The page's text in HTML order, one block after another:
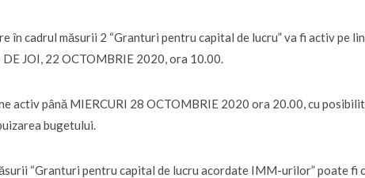
în cadrul măsurii 2 “Granturi pentru capital de lucru” va fi activ pe
JOI, 22 OCTOMBRIE 2020, ora 10.00.
activ până MIERCURI 28 OCTOMBRIE 2020 ora 20.00, cu
bugetului.
“Granturi pentru capital de lucru acordate IMM-urilor” poate fi